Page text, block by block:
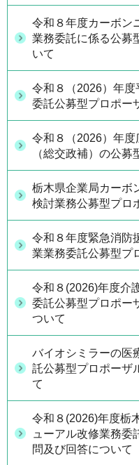
令和８年度カーボン
業務委託に係る公募
いて
令和８（2026）年
委託公募型プロポー
令和８（2026）年
（総交政補）の公
栃木県企業局カーボ
検討業務公募型プロ
令和８年度緊急消防
業業務委託公募型プ
令和８(2026)年度介
委託公募型プロポー
ついて
バイオシミラーの医
託公募型プロポーザ
て
令和８(2026)年度栃
ューアル改修業務委
問及び回答について